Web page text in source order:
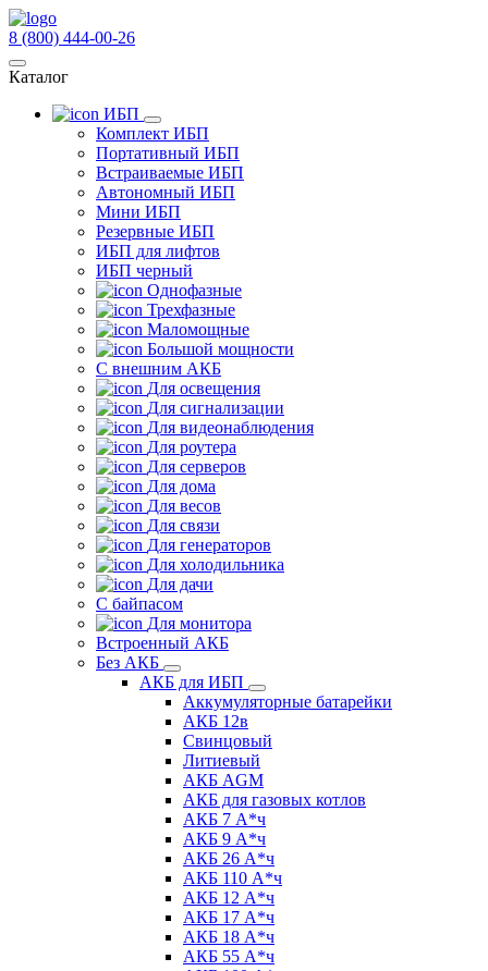
8 (800) 444-00-26
Каталог
ИБП
Комплект ИБП
Портативный ИБП
Встраиваемые ИБП
Автономный ИБП
Мини ИБП
Резервные ИБП
ИБП для лифтов
ИБП черный
Однофазные
Трехфазные
Маломощные
Большой мощности
С внешним АКБ
Для освещения
Для сигнализации
Для видеонаблюдения
Для роутера
Для серверов
Для дома
Для весов
Для связи
Для генераторов
Для холодильника
Для дачи
С байпасом
Для монитора
Встроенный АКБ
Без АКБ
АКБ для ИБП
Аккумуляторные батарейки
АКБ 12в
Свинцовый
Литиевый
АКБ AGM
АКБ для газовых котлов
АКБ 7 А*ч
АКБ 9 А*ч
АКБ 26 А*ч
АКБ 110 А*ч
АКБ 12 А*ч
АКБ 17 А*ч
АКБ 18 А*ч
АКБ 55 А*ч